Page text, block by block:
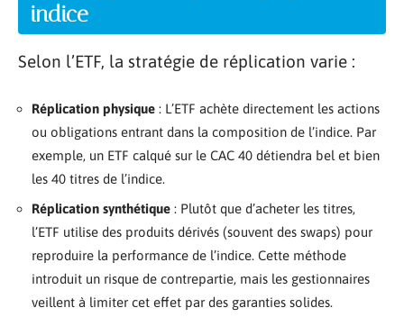
indice
Selon l’ETF, la stratégie de réplication varie :
Réplication physique : L’ETF achète directement les actions
ou obligations entrant dans la composition de l’indice. Par
exemple, un ETF calqué sur le CAC 40 détiendra bel et bien
les 40 titres de l’indice.
Réplication synthétique : Plutôt que d’acheter les titres,
l’ETF utilise des produits dérivés (souvent des swaps) pour
reproduire la performance de l’indice. Cette méthode
introduit un risque de contrepartie, mais les gestionnaires
veillent à limiter cet effet par des garanties solides.